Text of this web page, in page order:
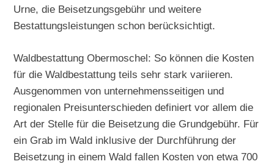
Urne, die Beisetzungsgebühr und weitere
Bestattungsleistungen schon berücksichtigt.
Waldbestattung Obermoschel: So können die Kosten
für die Waldbestattung teils sehr stark variieren.
Ausgenommen von unternehmensseitigen und
regionalen Preisunterschieden definiert vor allem die
Art der Stelle für die Beisetzung die Grundgebühr. Für
ein Grab im Wald inklusive der Durchführung der
Beisetzung in einem Wald fallen Kosten von etwa 700